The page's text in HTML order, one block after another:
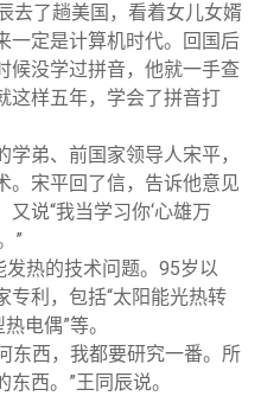
去了趟美国，看着女儿女婿
一定是计算机时代。回国后
候没学过拼音，他就一手查
这样五年，学会了拼音打
学弟、前国家领导人宋平，
。宋平回了信，告诉他意见
说“我当学习你‘心雄万
”
热的技术问题。95岁以
专利，包括“太阳能光热转
电偶”等。
东西，我都要研究一番。所
西。”王同辰说。